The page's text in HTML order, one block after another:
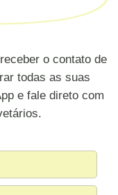
o contato de
todas as suas
e fale direto com